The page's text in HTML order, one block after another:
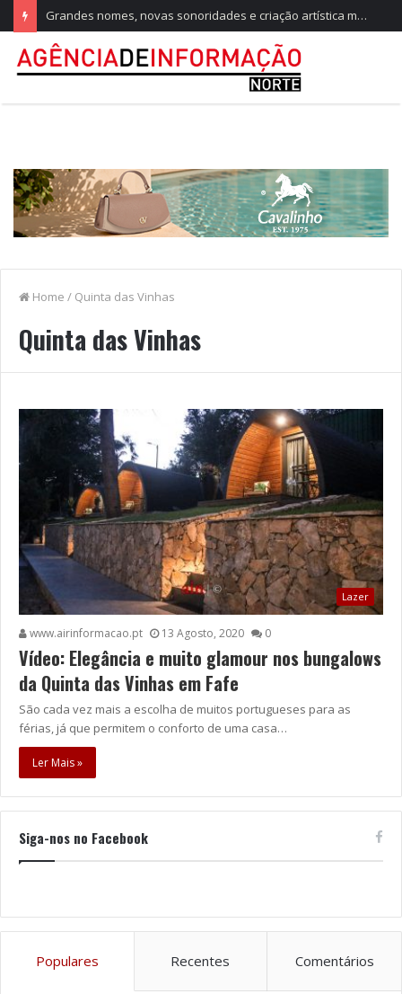
Grandes nomes, novas sonoridades e criação artística marcam a nova temporada do CTAL
Home / Quinta das Vinhas
Quinta das Vinhas
Lazer
www.airinformacao.pt 13 Agosto, 2020 0
Vídeo: Elegância e muito glamour nos bungalows
da Quinta das Vinhas em Fafe
São cada vez mais a escolha de muitos portugueses para as
férias, já que permitem o conforto de uma casa…
Ler Mais »
Siga-nos no Facebook
Populares Recentes Comentários